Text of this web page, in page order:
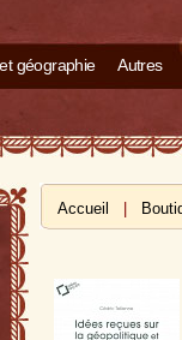
géographie Autres
Accueil